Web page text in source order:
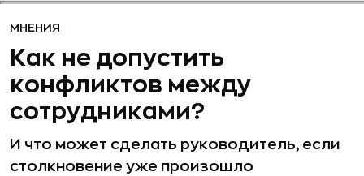
МНЕНИЯ
Как не допустить
конфликтов между
сотрудниками?
И что может сделать руководитель, если
столкновение уже произошло